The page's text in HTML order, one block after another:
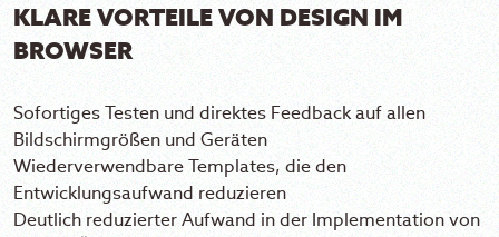
KLARE VORTEILE VON DESIGN IM
BROWSER
Sofortiges Testen und direktes Feedback auf allen
Bildschirmgrößen und Geräten
Wiederverwendbare Templates, die den
Entwicklungsaufwand reduzieren
Deutlich reduzierter Aufwand in der Implementation von